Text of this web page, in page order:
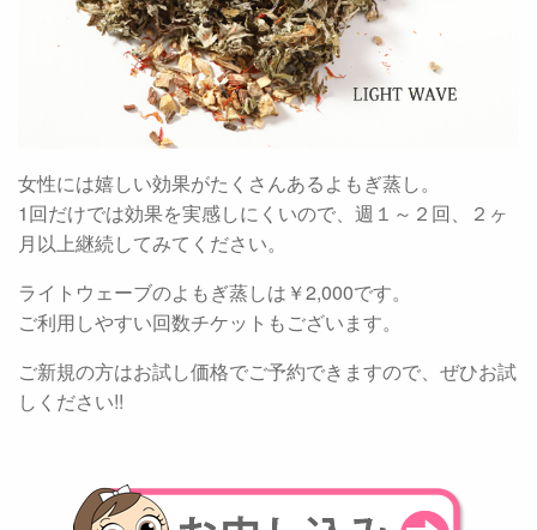
女性には嬉しい効果がたくさんあるよもぎ蒸し。
1回だけでは効果を実感しにくいので、週１～２回、２ヶ
月以上継続してみてください。
ライトウェーブのよもぎ蒸しは￥2,000です。
ご利用しやすい回数チケットもございます。
ご新規の方はお試し価格でご予約できますので、ぜひお試
しください!!